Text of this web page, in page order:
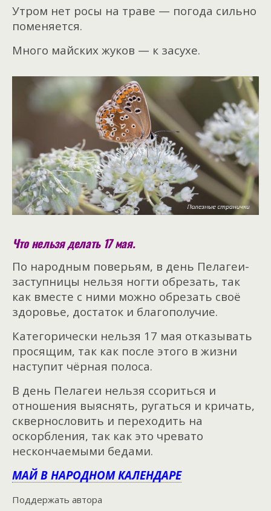
Утром нет росы на траве — погода сильно
поменяется.
Много майских жуков — к засухе.
Что нельзя делать 17 мая.
По народным поверьям, в день Пелагеи-
заступницы нельзя ногти обрезать, так
как вместе с ними можно обрезать своё
здоровье, достаток и благополучие.
Категорически нельзя 17 мая отказывать
просящим, так как после этого в жизни
наступит чёрная полоса.
В день Пелагеи нельзя ссориться и
отношения выяснять, ругаться и кричать,
сквернословить и переходить на
оскорбления, так как это чревато
нескончаемыми бедами.
МАЙ В НАРОДНОМ КАЛЕНДАРЕ
Поддержать автора